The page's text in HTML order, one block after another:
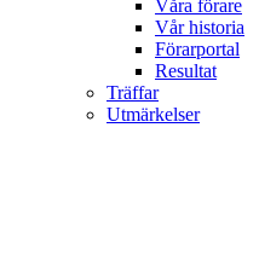
Våra förare
Vår historia
Förarportal
Resultat
Träffar
Utmärkelser